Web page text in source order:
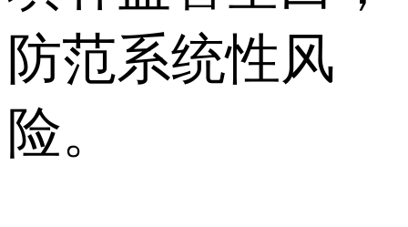
防范系统性风
险。